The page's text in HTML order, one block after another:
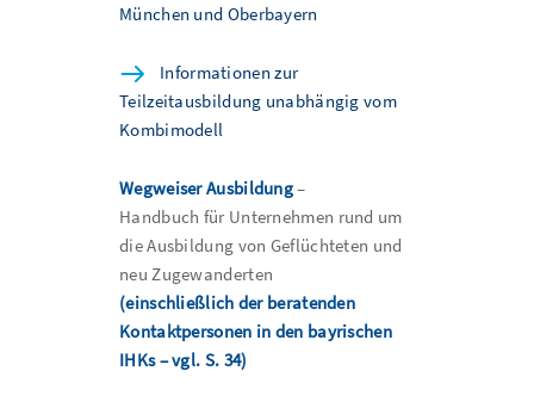
München und Oberbayern
Informationen zur
Teilzeitausbildung unabhängig vom
Kombimodell
Wegweiser Ausbildung–
Handbuch für Unternehmen rund um
die Ausbildung von Geflüchteten und
neu Zugewanderten
(einschließlich der beratenden
Kontaktpersonen in den bayrischen
IHKs – vgl. S. 34)